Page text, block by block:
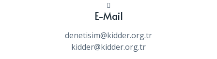
E-Mail
denetisim@kidder.org.tr
kidder@kidder.org.tr